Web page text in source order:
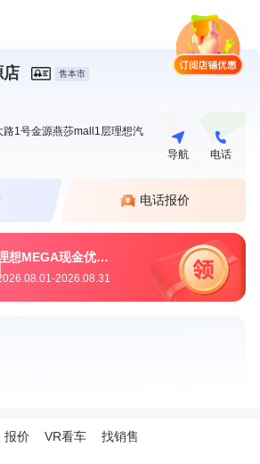
店 售本市
1号金源燕莎mall1层理想汽
导航 电话
电话报价
理想MEGA现金优惠4万元
2026.08.31
报价 VR看车 找销售